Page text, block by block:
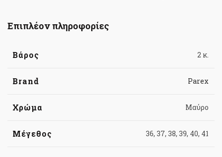
Επιπλέον πληροφορίες
Βάρος 2 κ.
Brand Parex
Χρώμα Μαύρο
Μέγεθος 36, 37, 38, 39, 40, 41